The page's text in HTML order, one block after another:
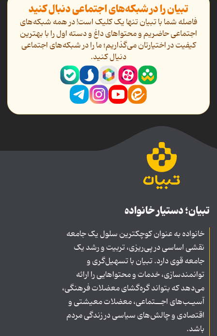
تبیان را در شبکه‌های اجتماعی دنبال کنید
فاصله شما با تبیان تنها یک کلیک است! در همه شبکه‌های
اجتماعی حاضریم و محتواهای داغ و دسته اول را با بهترین
کیفیت در اختیارتان می‌گذاریم؛ ما را در شبکه‌های اجتماعی
دنیال کنید.
تبیان؛ دستیار خانواده
خانواده به عنوان کوچکترین سلول یک جامعه
نقشی اساسی در پی‌ریزی، تربیت و رشد یک
جامعه قوی دارد. تبیان با تسهیل‌گری و
توانمندسازی، خدمات و محتواهایی را ارائه
می‌دهد که بتواند گره‌گشای معضلات فرهنگی،
آسیـب‌های اجــتماعی، معضلات معیشتی و
اقتصادی و چالش‌های سیاسی در زندگی مردم
باشد.